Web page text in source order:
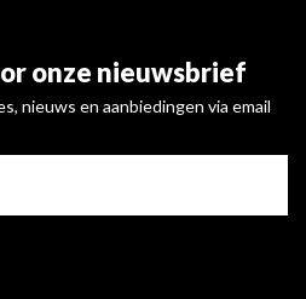
onze nieuwsbrief
nieuws en aanbiedingen via email